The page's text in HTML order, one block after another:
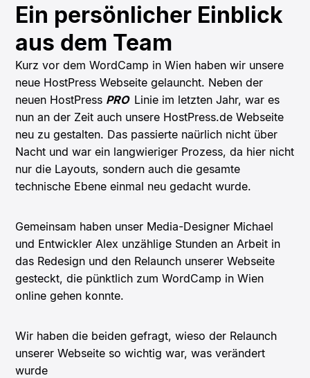
Ein persönlicher Einblick
aus dem Team
Kurz vor dem WordCamp in Wien haben wir unsere
neue HostPress Webseite gelauncht. Neben der
neuen HostPress PRO Linie im letzten Jahr, war es
nun an der Zeit auch unsere HostPress.de Webseite
neu zu gestalten. Das passierte naürlich nicht über
Nacht und war ein langwieriger Prozess, da hier nicht
nur die Layouts, sondern auch die gesamte
technische Ebene einmal neu gedacht wurde.
Gemeinsam haben unser Media-Designer Michael
und Entwickler Alex unzählige Stunden an Arbeit in
das Redesign und den Relaunch unserer Webseite
gesteckt, die pünktlich zum WordCamp in Wien
online gehen konnte.
Wir haben die beiden gefragt, wieso der Relaunch
unserer Webseite so wichtig war, was verändert
wurde